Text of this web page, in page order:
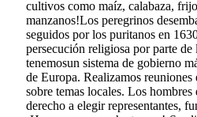
cultivos como maíz, calabaza,
manzanos!Los peregrinos
seguidos por los puritanos en
persecución religiosa por parte
tenemosun sistema de gobierno
de Europa. Realizamos
sobre temas locales. Los
derecho a elegir representantes,